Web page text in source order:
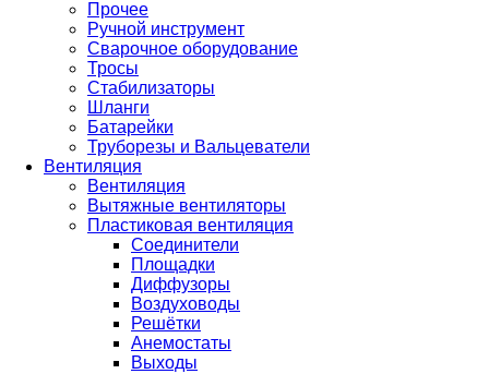
Прочее
Ручной инструмент
Сварочное оборудование
Тросы
Стабилизаторы
Шланги
Батарейки
Труборезы и Вальцеватели
Вентиляция
Вентиляция
Вытяжные вентиляторы
Пластиковая вентиляция
Соединители
Площадки
Диффузоры
Воздуховоды
Решётки
Анемостаты
Выходы